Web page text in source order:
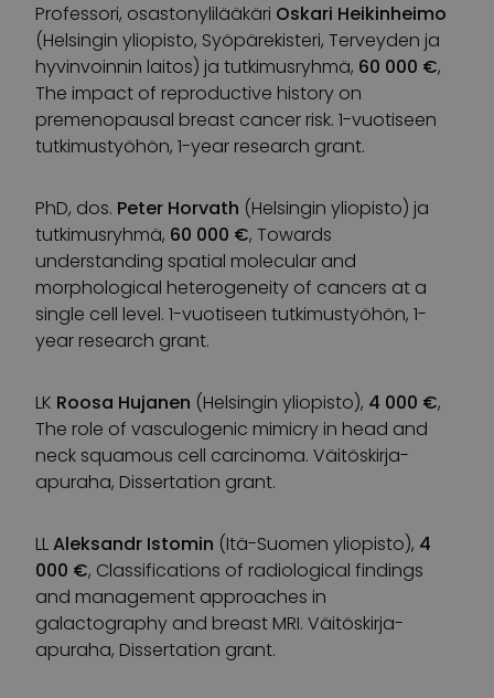
Professori, osastonylilääkäri Oskari Heikinheimo
(Helsingin yliopisto, Syöpärekisteri, Terveyden ja
hyvinvoinnin laitos) ja tutkimusryhmä, 60 000 €,
The impact of reproductive history on
premenopausal breast cancer risk. 1-vuotiseen
tutkimustyöhön, 1-year research grant.
PhD, dos. Peter Horvath (Helsingin yliopisto) ja
tutkimusryhmä, 60 000 €, Towards
understanding spatial molecular and
morphological heterogeneity of cancers at a
single cell level. 1-vuotiseen tutkimustyöhön, 1-
year research grant.
LK Roosa Hujanen (Helsingin yliopisto), 4 000 €,
The role of vasculogenic mimicry in head and
neck squamous cell carcinoma. Väitöskirja-
apuraha, Dissertation grant.
LLAleksandr Istomin (Itä-Suomen yliopisto), 4
000 €, Classifications of radiological findings
and management approaches in
galactography and breast MRI. Väitöskirja-
apuraha, Dissertation grant.